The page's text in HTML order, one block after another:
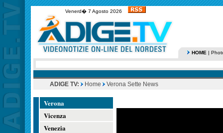
Venerd� 7 Agosto 2026
HOME |
ADIGE TV: Home Verona Sette News
Verona
Vicenza
Venezia